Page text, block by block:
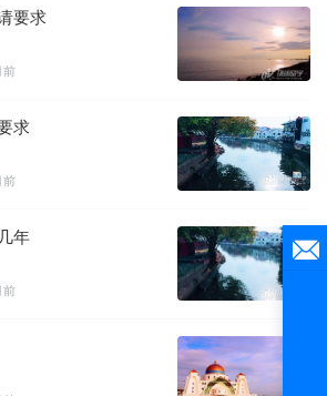
要求
前
求
前
年
前